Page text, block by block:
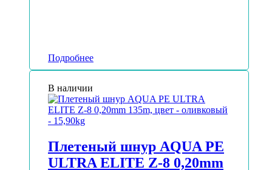
Подробнее
В наличии
Плетеный шнур AQUA PE
ULTRA ELITE Z-8 0,20mm